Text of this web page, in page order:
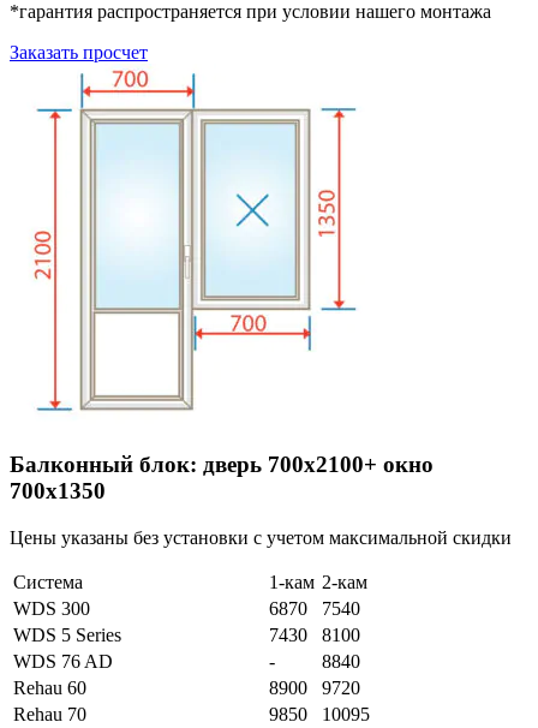
*гарантия распространяется при условии нашего монтажа
Заказать просчет
Балконный блок: дверь 700х2100+ окно
700х1350
Цены указаны без установки с учетом максимальной скидки
Система 1-кам 2-кам
WDS 300
6870
7540
WDS 5 Series
7430
8100
WDS 76 AD
-
8840
Rehau 60
8900
9720
Rehau 70
9850 10095